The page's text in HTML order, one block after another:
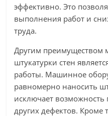
эффективно. Это
выполнения работ и
труда.
Другим преимуществом
штукатурки стен
работы. Машинное
равномерно наносить
исключает
других дефектов. Кроме